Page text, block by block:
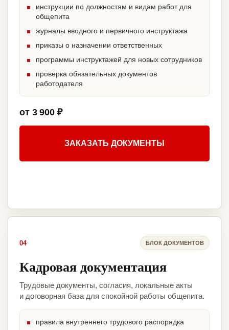
инструкции по должностям и видам работ для
общепита
журналы вводного и первичного инструктажа
приказы о назначении ответственных
программы инструктажей для новых сотрудников
проверка обязательных документов
работодателя
от 3 900 ₽
ЗАКАЗАТЬ ДОКУМЕНТЫ
04 БЛОК ДОКУМЕНТОВ
Кадровая документация
Трудовые документы, согласия, локальные акты
и договорная база для спокойной работы общепита.
правила внутреннего трудового распорядка